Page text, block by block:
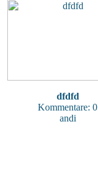
dfdfd
Kommentare: 0
andi